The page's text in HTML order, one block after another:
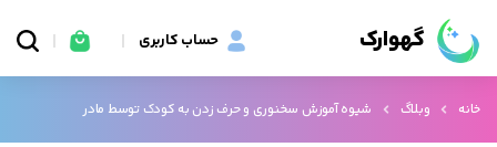
گهوارک حساب کاربری
خانه وبلاگ شیوه آموزش سخنوری و حرف زدن به کودک توسط مادر